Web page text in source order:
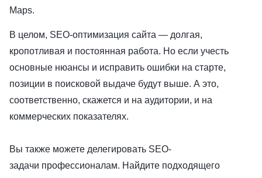
Maps.
В целом, SEO-оптимизация сайта — долгая,
кропотливая и постоянная работа. Но если учесть
основные нюансы и исправить ошибки на старте,
позиции в поисковой выдаче будут выше. А это,
соответственно, скажется и на аудитории, и на
коммерческих показателях.
Вы также можете делегировать SEO-
задачи профессионалам. Найдите подходящего